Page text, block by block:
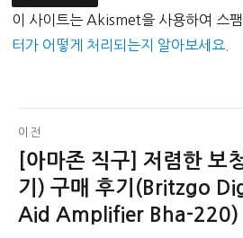
이 사이트는 Akismet을 사용하여 스
터가 어떻게 처리되는지 알아보세요.
글
탐
색
이전
이
전
글:
[아마존 직구] 저렴한 보
기) 구매 후기(Britzgo
Aid Amplifier Bha-220)